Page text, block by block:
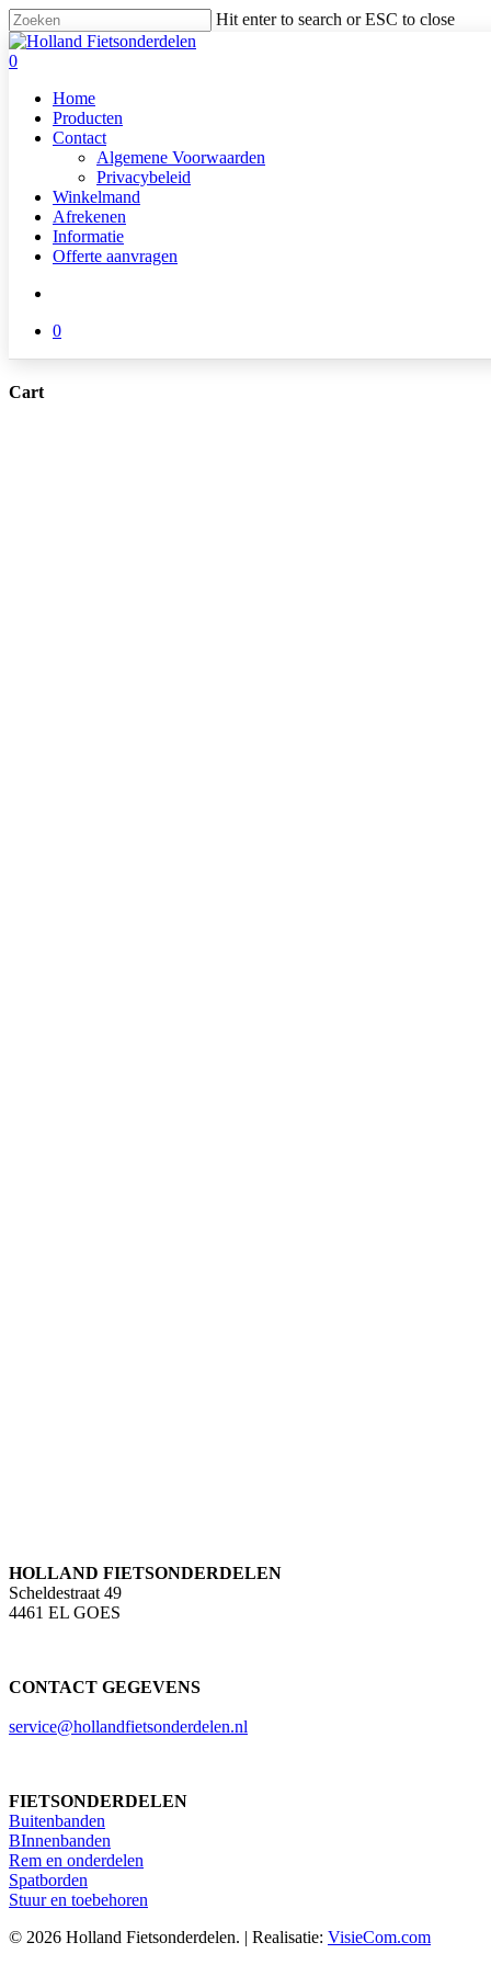
Skip
to
main
Hit enter to search or ESC to close
Close
Search
search
0
Home
Producten
Contact
Algemene Voorwaarden
Privacybeleid
Winkelmand
Afrekenen
Informatie
Offerte aanvragen
0
Cart
HOLLAND FIETSONDERDELEN
Scheldestraat 49
4461 EL GOES
CONTACT GEGEVENS
service@hollandfietsonderdelen.nl
FIETSONDERDELEN
Buitenbanden
BInnenbanden
Rem en onderdelen
Spatborden
Stuur en toebehoren
© 2026 Holland Fietsonderdelen. | Realisatie: VisieCom.com